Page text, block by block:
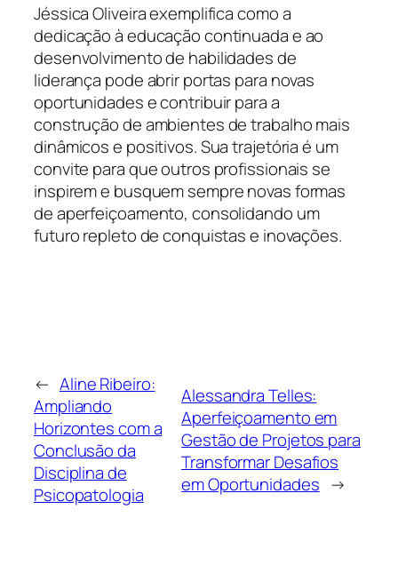
Jéssica Oliveira exemplifica como a
dedicação à educação continuada e ao
desenvolvimento de habilidades de
liderança pode abrir portas para novas
oportunidades e contribuir para a
construção de ambientes de trabalho mais
dinâmicos e positivos. Sua trajetória é um
convite para que outros profissionais se
inspirem e busquem sempre novas formas
de aperfeiçoamento, consolidando um
futuro repleto de conquistas e inovações.
← Aline Ribeiro:
Ampliando
Horizontes com a
Conclusão da
Disciplina de
Psicopatologia
Alessandra Telles:
Aperfeiçoamento em
Gestão de Projetos para
Transformar Desafios
em Oportunidades →